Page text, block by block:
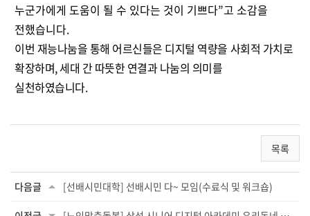
누군가에게 도움이 될 수 있다는 것이 기쁘다”고 소감을
전했습니다.
이번 재능나눔을 통해 어르신들은 디지털 역량을 사회적 가치로
확장하며, 세대 간 따뜻한 연결과 나눔의 의미를
실천하였습니다.
목록
다음글 [선배시민대학] 선배시민 다~ 모임(수료식 및 워크숍)